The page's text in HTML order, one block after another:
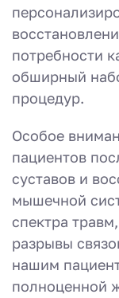
потребности
обширный
процедур.
Особое
пациентов
суставов и
мышечной
спектра
разрывы
нашим
полноценной